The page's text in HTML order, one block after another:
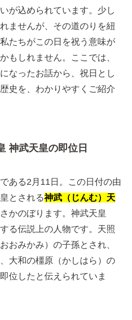
が込められています。少し
ませんが、その道のりを紐
たちがこの日を祝う意味が
もしれません。ここでは、
なったお話から、祝日とし
史を、わかりやすくご紹介
神武天皇の即位日
ある2月11日。この日付の由
とされる神武（じんむ）天
かのぼります。神武天皇
る伝説上の人物です。天照
おみかみ）の子孫とされ、
大和の橿原（かしはら）の
位したと伝えられていま